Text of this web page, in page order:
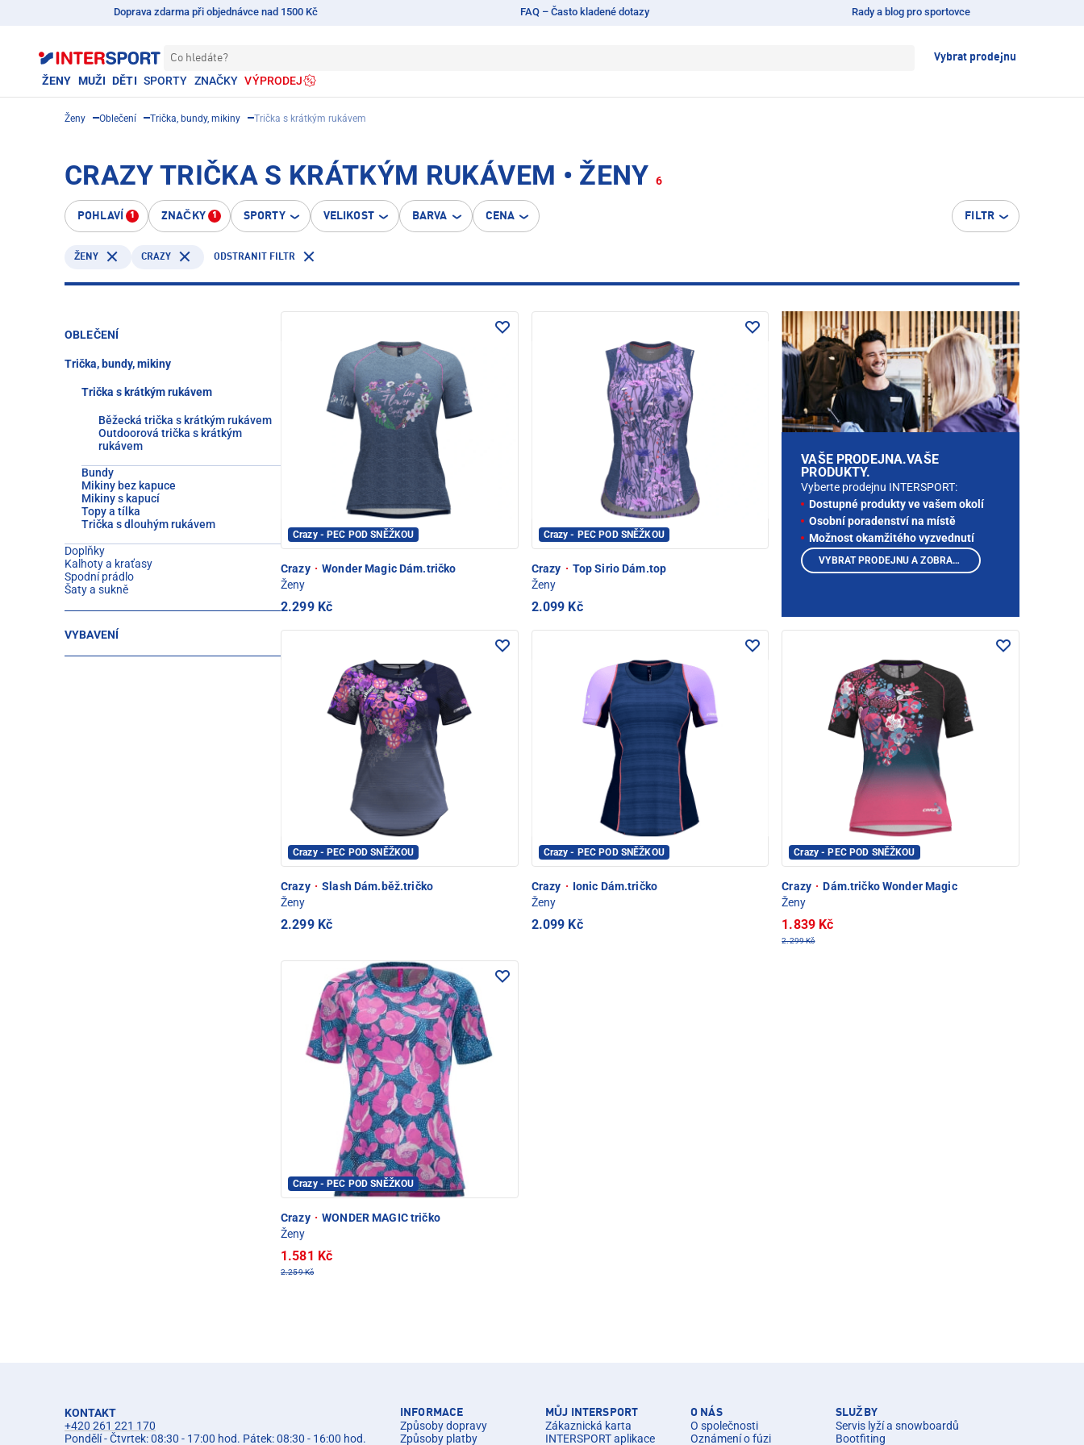
Doprava zdarma při objednávce nad 1500 Kč FAQ – Často kladené dotazy Rady a blog pro sportovce
Co hledáte? Vybrat prodejnu
ŽENY MUŽI DĚTI SPORTY ZNAČKY VÝPRODEJ
Ženy Oblečení Trička, bundy, mikiny Trička s krátkým rukávem
CRAZY TRIČKA S KRÁTKÝM RUKÁVEM • ŽENY 6
POHLAVÍ 1 ZNAČKY 1 SPORTY VELIKOST BARVA CENA FILTR
ŽENY CRAZY ODSTRANIT FILTR
OBLEČENÍ
Trička, bundy, mikiny
Trička s krátkým rukávem
Běžecká trička s krátkým rukávem
Outdoorová trička s krátkým
rukávem
Bundy
Mikiny bez kapuce
Mikiny s kapucí
Topy a tílka
Trička s dlouhým rukávem
Doplňky
Kalhoty a kraťasy
Spodní prádlo
Šaty a sukně
VYBAVENÍ
Crazy - PEC POD SNĚŽKOU
Crazy · Wonder Magic Dám.tričko
Ženy
2.299 Kč
Crazy - PEC POD SNĚŽKOU
Crazy · Top Sirio Dám.top
Ženy
2.099 Kč
Crazy - PEC POD SNĚŽKOU
Crazy · Slash Dám.běž.tričko
Ženy
2.299 Kč
Crazy - PEC POD SNĚŽKOU
Crazy · Ionic Dám.tričko
Ženy
2.099 Kč
Crazy - PEC POD SNĚŽKOU
Crazy · Dám.tričko Wonder Magic
Ženy
1.839 Kč
2.299 Kč
Crazy - PEC POD SNĚŽKOU
Crazy · WONDER MAGIC tričko
Ženy
1.581 Kč
2.259 Kč
VAŠE PRODEJNA.VAŠE
PRODUKTY.
Vyberte prodejnu INTERSPORT:
Dostupné produkty ve vašem okolí
Osobní poradenství na místě
Možnost okamžitého vyzvednutí
VYBRAT PRODEJNU A ZOBRAZIT PRODUKTY
KONTAKT
+420 261 221 170
Pondělí - Čtvrtek: 08:30 - 17:00 hod. Pátek: 08:30 - 16:00 hod.
INFORMACE
Způsoby dopravy
Způsoby platby
MŮJ INTERSPORT
Zákaznická karta
INTERSPORT aplikace
O NÁS
O společnosti
Oznámení o fúzi
SLUŽBY
Servis lyží a snowboardů
Bootfiting